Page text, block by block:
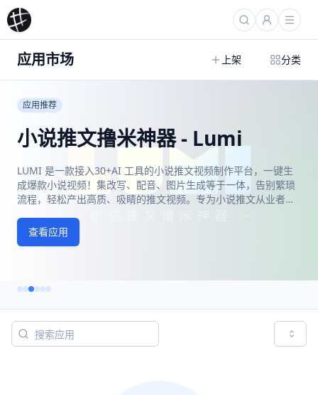
应用市场 上架 分类
应用推荐
小说推文撸米神器 - Lumi
LUMI 是一款接入30+AI 工具的小说推文视频制作平台，一键生
成爆款小说视频！集改写、配音、图片生成等于一体，告别繁琐
流程，轻松产出高质、吸睛的推文视频。专为小说推文从业者与
查看应用